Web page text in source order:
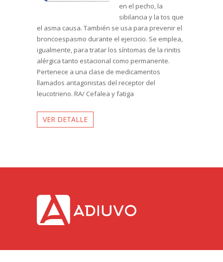
en el pecho, la
sibilancia y la tos que
el asma causa. También se usa para prevenir el
broncoespasmo durante el ejercicio. Se emplea,
igualmente, para tratar los síntomas de la rinitis
alérgica tanto estacional como permanente.
Pertenece a una clase de medicamentos
llamados antagonistas del receptor del
leucotrieno. RA/ Cefalea y fatiga
VER DETALLE